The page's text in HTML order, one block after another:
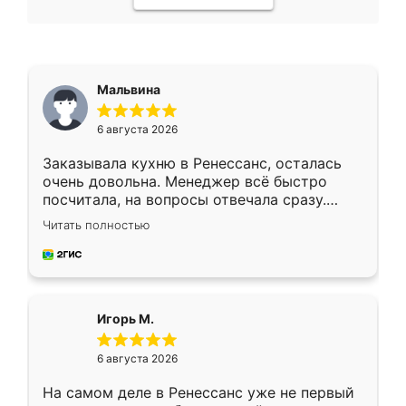
Мальвина
6 августа 2026
Заказывала кухню в Ренессанс, осталась
очень довольна. Менеджер всё быстро
посчитала, на вопросы отвечала сразу.
Замерщик приехал в субботу, подошёл к
делу со всей ответственностью. Собрали
за день, ребята работали аккуратно, даже
Читать полностью
Игорь М.
6 августа 2026
На самом деле в Ренессанс уже не первый